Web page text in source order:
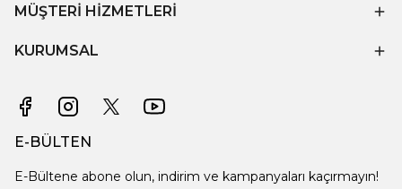
MÜŞTERİ HİZMETLERİ
KURUMSAL
E-BÜLTEN
E-Bültene abone olun, indirim ve kampanyaları kaçırmayın!